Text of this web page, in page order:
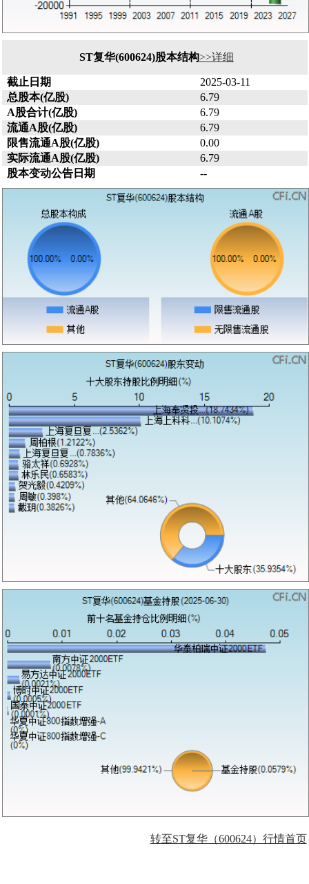
ST复华(600624)股本结构>>详细
截止日期
2025-03-11
总股本(亿股)
6.79
A股合计(亿股)
6.79
流通A股(亿股)
6.79
限售流通A股(亿股)
0.00
实际流通A股(亿股)
6.79
股本变动公告日期
--
转至ST复华（600624）行情首页